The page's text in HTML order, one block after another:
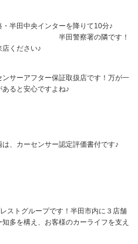
・半田中央インターを降りて10分♪
察署の隣です！
店ください♪
ンサーアフター保証取扱店です！万が一
ると安心ですよね♪
は、カーセンサー認定評価書付です♪
ストグループです！半田市内に３店舗
知多を構え、お客様のカーライフを支え